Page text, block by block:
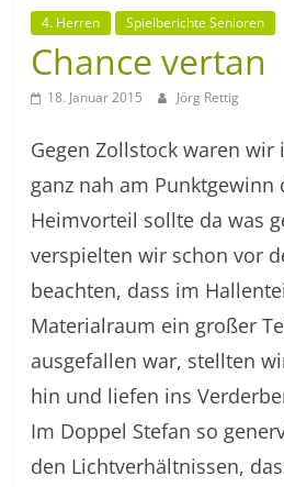
4. Herren Spielberichte Senioren
Chance vertan
18. Januar 2015 Jörg Rettig
Gegen Zollstock waren
ganz nah am
Heimvorteil sollte da was
verspielten wir schon vor
beachten, dass im
Materialraum ein großer
ausgefallen war, stellten
hin und liefen ins
Im Doppel Stefan so
den Lichtverhältnissen,